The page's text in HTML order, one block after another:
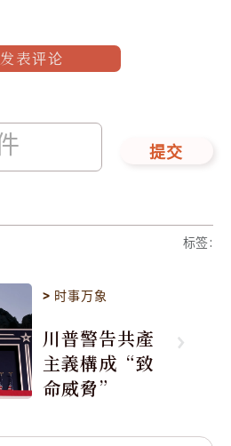
发表评论
提交
标签:
> 时事万象
川普警告共產
主義構成“致
命威脅”